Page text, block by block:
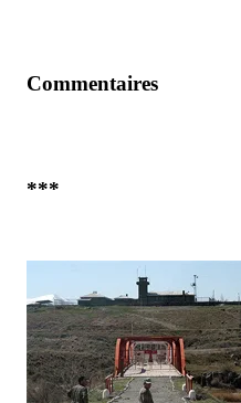
Commentaires
***